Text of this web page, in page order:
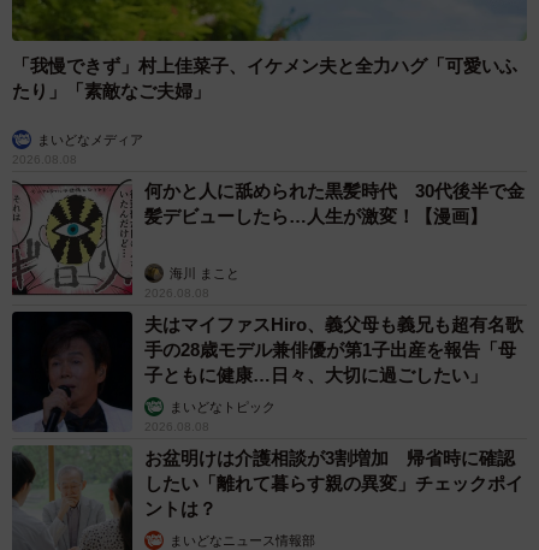
「我慢できず」村上佳菜子、イケメン夫と全力ハグ「可愛いふ
たり」「素敵なご夫婦」
まいどなメディア
2026.08.08
何かと人に舐められた黒髪時代 30代後半で金
髪デビューしたら…人生が激変！【漫画】
海川 まこと
2026.08.08
夫はマイファスHiro、義父母も義兄も超有名歌
手の28歳モデル兼俳優が第1子出産を報告「母
子ともに健康…日々、大切に過ごしたい」
まいどなトピック
2026.08.08
お盆明けは介護相談が3割増加 帰省時に確認
したい「離れて暮らす親の異変」チェックポイ
ントは？
まいどなニュース情報部